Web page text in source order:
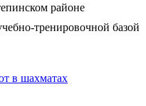
районе
тренировочной базой